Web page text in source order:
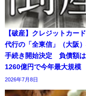
【破産】クレジットカー
代行の「全東信」（大阪
手続き開始決定 負債額
1260億円で今年最大規模
2026年7月8日